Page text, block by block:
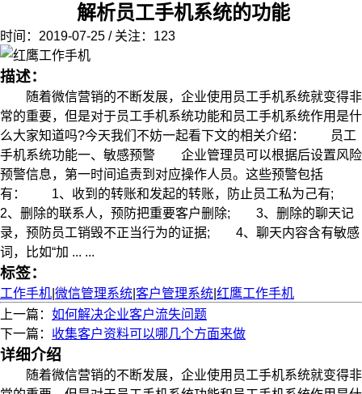
解析员工手机系统的功能
时间：2019-07-25 / 关注：123
描述：
随着微信营销的不断发展，企业使用员工手机系统就变得非
常的重要，但是对于员工手机系统功能和员工手机系统作用是什
么大家知道吗?今天我们不妨一起看下文的相关介绍： 员工
手机系统功能一、敏感预警 企业管理员可以根据后设置风险
预警信息，第一时间追责到对应操作人员。这些预警包括
有： 1、收到的转账和发起的转账，防止员工私为己有;
2、删除的联系人，预防把重要客户删除; 3、删除的聊天记
录，预防员工销毁不正当行为的证据; 4、聊天内容含有敏感
词，比如“加 ... ...
标签：
工作手机 微信管理系统 客户管理系统 红鹰工作手机
上一篇： 如何解决企业客户流失问题
下一篇： 收集客户资料可以哪几个方面来做
详细介绍
随着微信营销的不断发展，企业使用员工手机系统就变得非